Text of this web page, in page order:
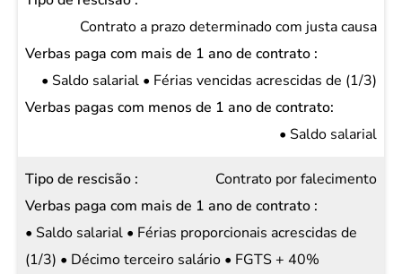
Contrato a prazo determinado com justa causa
• Saldo salarial • Férias vencidas acrescidas de (1/3)
• Saldo salarial
Contrato por falecimento
• Saldo salarial • Férias proporcionais acrescidas de
(1/3) • Décimo terceiro salário • FGTS + 40%